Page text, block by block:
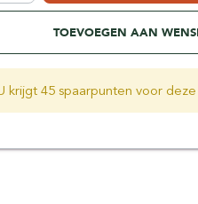
TOEVOEGEN AAN
krijgt 45 spaarpunten voor